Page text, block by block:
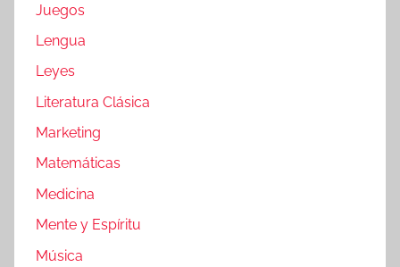
Juegos
Lengua
Leyes
Literatura Clásica
Marketing
Matemáticas
Medicina
Mente y Espíritu
Música